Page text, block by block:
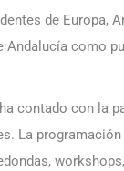
de Europa,
Andalucía como
contado con la
La